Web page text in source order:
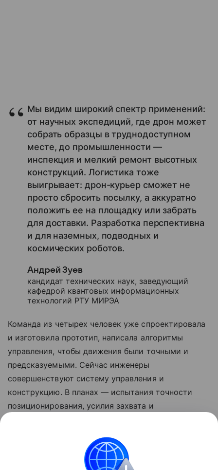
Мы видим широкий спектр применений:
от научных экспедиций, где дрон может
собрать образцы в труднодоступном
месте, до промышленности —
инспекция и мелкий ремонт высотных
конструкций. Логистика тоже
выигрывает: дрон-курьер сможет не
просто сбросить посылку, а аккуратно
положить ее на площадку или забрать
для доставки. Разработка перспективна
и для наземных, подводных и
космических роботов.
Андрей Зуев
кандидат технических наук, заведующий
кафедрой квантовых информационных
технологий РТУ МИРЭА
Команда из четырех человек уже спроектировала
и изготовила прототип, написала алгоритмы
управления, чтобы движения были точными и
предсказуемыми. Сейчас инженеры
совершенствуют систему управления и
конструкцию. В планах — испытания точности
позиционирования, усилия захвата и
писалао дроне, который
«исчезает» в полете.